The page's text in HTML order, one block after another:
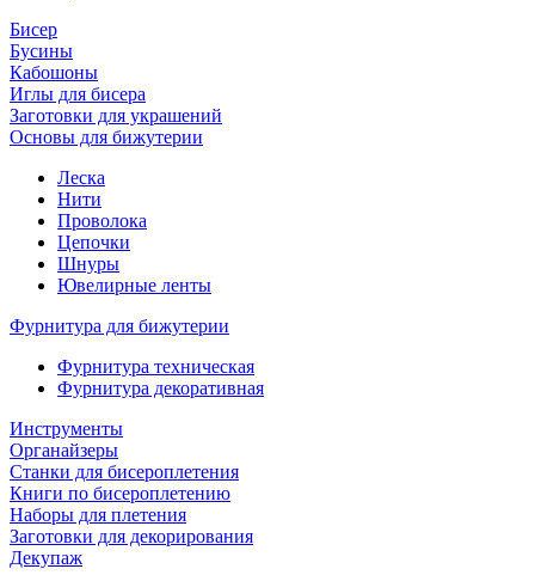
Бисер
Бусины
Кабошоны
Иглы для бисера
Заготовки для украшений
Основы для бижутерии
Леска
Нити
Проволока
Цепочки
Шнуры
Ювелирные ленты
Фурнитура для бижутерии
Фурнитура техническая
Фурнитура декоративная
Инструменты
Органайзеры
Станки для бисероплетения
Книги по бисероплетению
Наборы для плетения
Заготовки для декорирования
Декупаж